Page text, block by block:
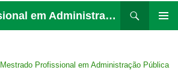
Mestrado Profissional em Administração Pública em Rede Nacional (PROFIAP)
para
Mestrado Profissional em Administração Pública